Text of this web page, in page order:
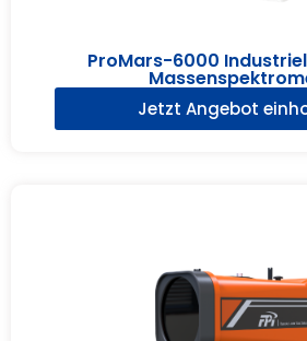
ProMars-6000
Jetzt Angebot